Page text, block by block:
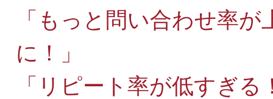
「もっと問い合わせ率
に！」
「リピート率が低すぎる